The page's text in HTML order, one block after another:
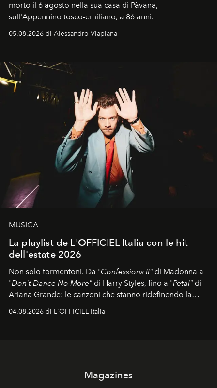
morto il 6 agosto nella sua casa di Pàvana,
sull'Appennino tosco-emiliano, a 86 anni.
05.08.2026 di Alessandro Viapiana
MUSICA
La playlist de L'OFFICIEL Italia con le hit
dell'estate 2026
Non solo tormentoni. Da "Confessions II" di Madonna a
"Don't Dance No More" di Harry Styles, fino a "Petal" di
Ariana Grande: le canzoni che stanno ridefinendo la
colonna sonora della stagione.
04.08.2026 di L'OFFICIEL Italia
Magazines